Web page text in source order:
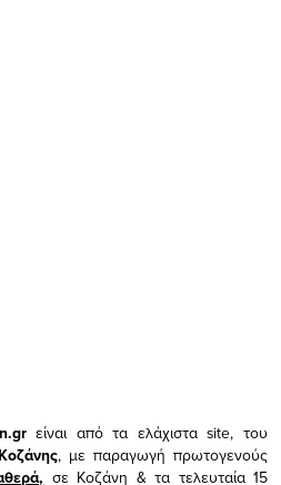
είναι από τα ελάχισταsite, του
, με παραγωγή πρωτογενούς
σε Κοζάνη & τα τελευταία 15